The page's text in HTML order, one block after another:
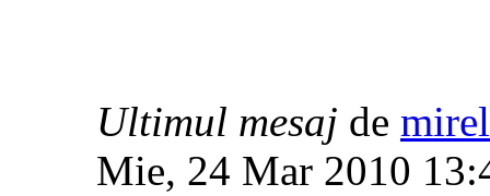
Ultimul mesaj de mirel
Mie, 24 Mar 2010